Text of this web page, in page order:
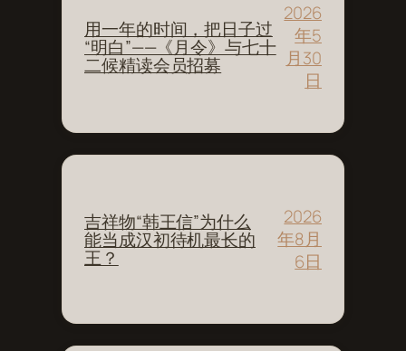
用一年的时间，把日子过
“明白”——《月令》与七十
二候精读会员招募
2026
年5
月30
日
吉祥物“韩王信”为什么
能当成汉初待机最长的
王？
2026
年8月
6日